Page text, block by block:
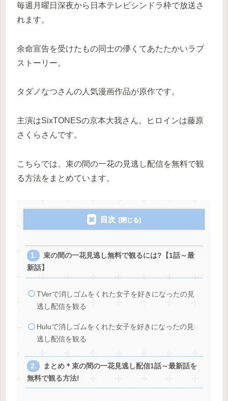
毎週月曜日深夜から日本テレビシンドラ枠で放送さ
れます。
余命宣告を受けたもの同士の儚くてあたたかいラブ
ストーリー。
タダノなつさんの人気漫画作品が原作です。
主演はSixTONESの京本大我さん。ヒロインは藤原
さくらさんです。
こちらでは、束の間の一花の見逃し配信を無料で観
る方法をまとめています。
目次
束の間の一花見逃し無料で観るには?【1話～最
新話】
TVerで消しゴムをくれた女子を好きになったの見
逃し配信を観る
Huluで消しゴムをくれた女子を好きになったの見
逃し配信を観る
まとめ＊束の間の一花見逃し配信1話～最新話を
無料で観る方法!